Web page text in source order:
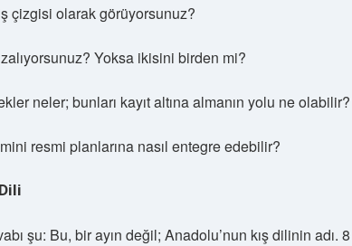
çizgisi olarak görüyorsunuz?
Yoksa ikisini birden mi?
neler; bunları kayıt altına almanın yolu ne olabilir?
resmi planlarına nasıl entegre edebilir?
şu: Bu, bir ayın değil; Anadolu’nun kış dilinin adı. 8